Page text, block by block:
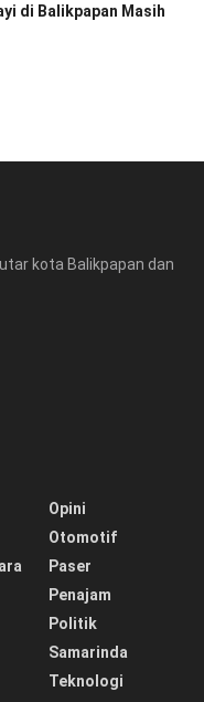
di Balikpapan Masih
kota Balikpapan dan
Opini
Otomotif
Paser
Penajam
Politik
Samarinda
Teknologi